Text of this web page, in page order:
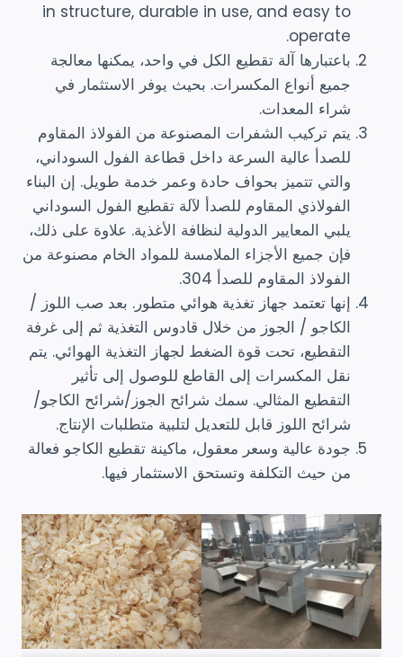
in structure, durable in use, and easy to
operate.
باعتبارها آلة تقطيع الكل في واحد، يمكنها معالجة
جميع أنواع المكسرات. بحيث يوفر الاستثمار في
شراء المعدات.
يتم تركيب الشفرات المصنوعة من الفولاذ المقاوم
للصدأ عالية السرعة داخل قطاعة الفول السوداني،
والتي تتميز بحواف حادة وعمر خدمة طويل. إن البناء
الفولاذي المقاوم للصدأ لآلة تقطيع الفول السوداني
يلبي المعايير الدولية لنظافة الأغذية. علاوة على ذلك،
فإن جميع الأجزاء الملامسة للمواد الخام مصنوعة من
الفولاذ المقاوم للصدأ 304.
إنها تعتمد جهاز تغذية هوائي متطور. بعد صب اللوز /
الكاجو / الجوز من خلال قادوس التغذية ثم إلى غرفة
التقطيع، تحت قوة الضغط لجهاز التغذية الهوائي. يتم
نقل المكسرات إلى القاطع للوصول إلى تأثير
التقطيع المثالي. سمك شرائح الجوز/شرائح الكاجو/
شرائح اللوز قابل للتعديل لتلبية متطلبات الإنتاج.
جودة عالية وسعر معقول، ماكينة تقطيع الكاجو فعالة
من حيث التكلفة وتستحق الاستثمار فيها.